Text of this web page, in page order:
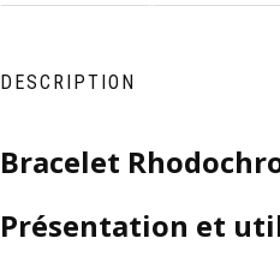
DESCRIPTION
Bracelet
Présentation et